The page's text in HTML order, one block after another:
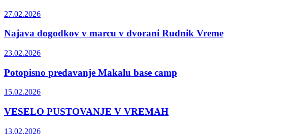
27.02.2026
Najava dogodkov v marcu v dvorani Rudnik Vreme
23.02.2026
Potopisno predavanje Makalu base camp
15.02.2026
VESELO PUSTOVANJE V VREMAH
13.02.2026